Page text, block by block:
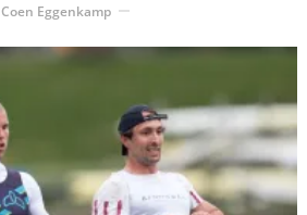
Coen Eggenkamp